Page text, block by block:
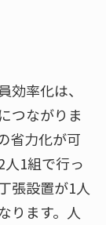
効率化は、
つながりま
省力化が可
1組で行っ
張設置が1人
ります。人